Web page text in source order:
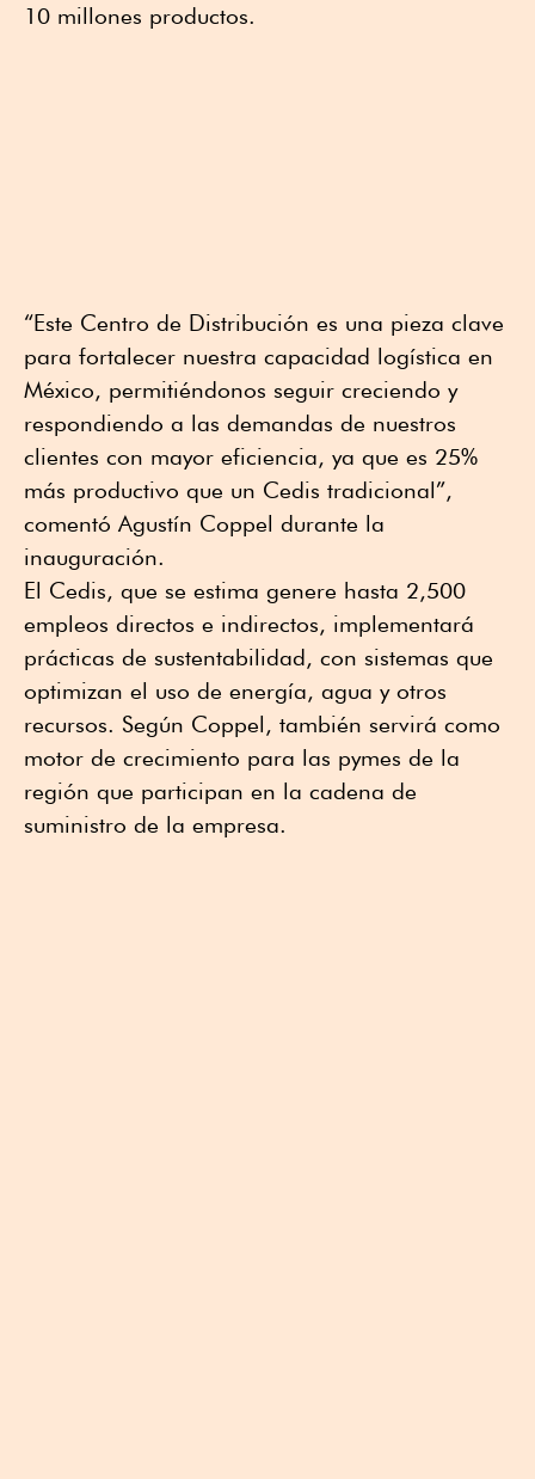
10 millones productos.
“Este Centro de Distribución es una pieza clave
para fortalecer nuestra capacidad logística en
México, permitiéndonos seguir creciendo y
respondiendo a las demandas de nuestros
clientes con mayor eficiencia, ya que es 25%
más productivo que un Cedis tradicional”,
comentó Agustín Coppel durante la
inauguración.
El Cedis, que se estima genere hasta 2,500
empleos directos e indirectos, implementará
prácticas de sustentabilidad, con sistemas que
optimizan el uso de energía, agua y otros
recursos. Según Coppel, también servirá como
motor de crecimiento para las pymes de la
región que participan en la cadena de
suministro de la empresa.